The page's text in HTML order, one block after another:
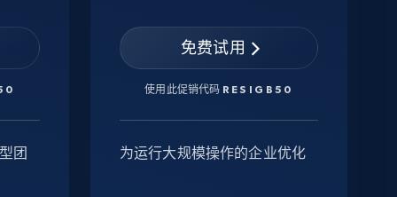
团
免费试用
使用此促销代码 RESIGB50
为运行大规模操作的企业优化